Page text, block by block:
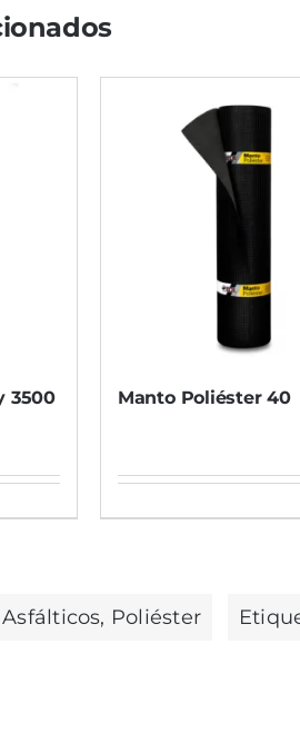
3500 Manto Poliéster 40
, Poliéster